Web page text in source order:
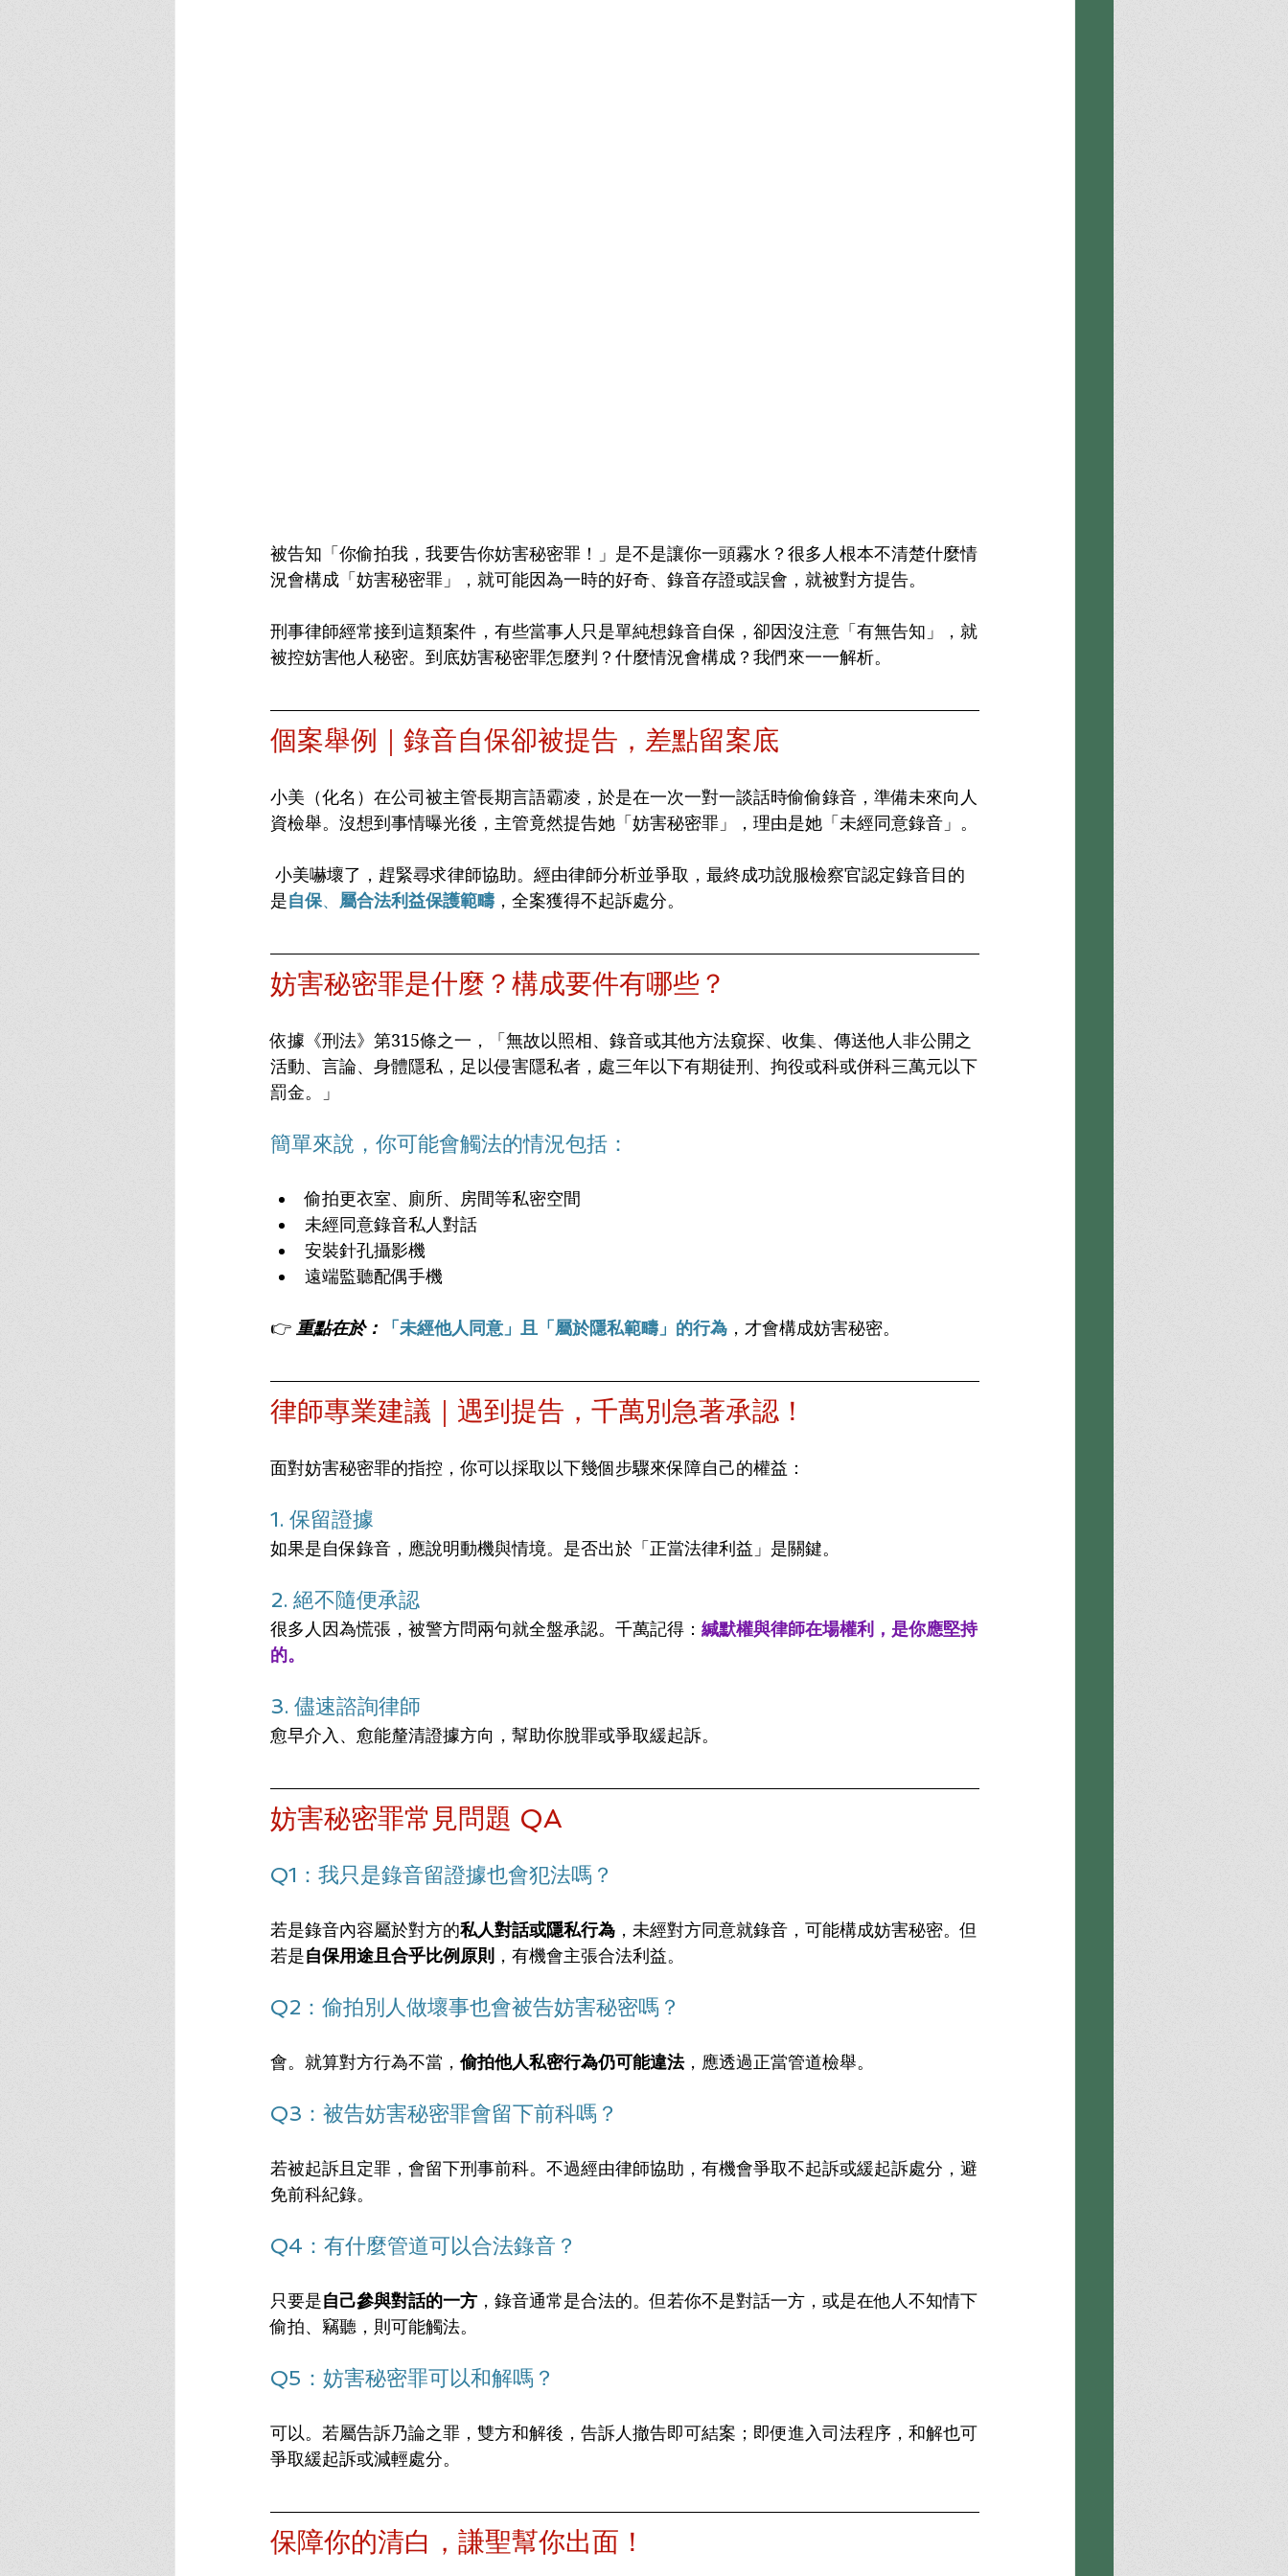
被告知「你偷拍我，我要告你妨害秘密罪！」是不是讓你一頭霧水？很多人根本不清楚什麼情
況會構成「妨害秘密罪」，就可能因為一時的好奇、錄音存證或誤會，就被對方提告。
刑事律師經常接到這類案件，有些當事人只是單純想錄音自保，卻因沒注意「有無告知」，就
被控妨害他人秘密。到底妨害秘密罪怎麼判？什麼情況會構成？我們來一一解析。
個案舉例 ｜錄音自保卻被提告，差點留案底
小美（化名）在公司被主管長期言語霸凌，於是在一次一對一談話時偷偷錄音，準備未來向人
資檢舉。沒想到事情曝光後，主管竟然提告她「妨害秘密罪」，理由是她「未經同意錄音」。
是自保、 屬合法利益保護範疇 ，全案獲得不起訴處分。
妨害秘密罪是什麼？構成要件有哪些？
依據《刑法》第315條之一，「無故以照相、錄音或其他方法窺探、收集、傳送他人非公開之
活動、言論、身體隱私，足以侵害隱私者，處三年以下有期徒刑、拘役或科或併科三萬元以下
罰金。」
簡單來說，你可能會觸法的情況包括：
偷拍更衣室、廁所、房間等私密空間
未經同意錄音私人對話
安裝針孔攝影機
遠端監聽配偶手機
👉 重點在於： 「未經他人同意」且「屬於隱私範疇」的行為 ，才會構成妨害秘密。
律師專業建議｜遇到提告，千萬別急著承認！
面對妨害秘密罪的指控，你可以採取以下幾個步驟來保障自己的權益：
1. 保留證據
如果是自保錄音，應說明動機與情境。是否出於「正當法律利益」是關鍵。
2. 絕不隨便承認
很多人因為慌張，被警方問兩句就全盤承認。千萬記得： 緘默權與律師在場權利，是你應堅持
的。
3. 儘速諮詢律師
愈早介入、愈能釐清證據方向，幫助你脫罪或爭取緩起訴。
妨害秘密罪常見問題 QA
Q1：我只是錄音留證據也會犯法嗎？
若是錄音內容屬於對方的私人對話或隱私行為 ，未經對方同意就錄音，可能構成妨害秘密。但
若是自保用途且合乎比例原則 ，有機會主張合法利益。
Q2：偷拍別人做壞事也會被告妨害秘密嗎？
會。就算對方行為不當，偷拍他人私密行為仍可能違法，應透過正當管道檢舉。
Q3：被告妨害秘密罪會留下前科嗎？
若被起訴且定罪，會留下刑事前科。不過經由律師協助，有機會爭取不起訴或緩起訴處分，避
免前科紀錄。
Q4：有什麼管道可以合法錄音？
只要是自己參與對話的一方 ，錄音通常是合法的。但若你不是對話一方，或是在他人不知情下
偷拍、竊聽，則可能觸法。
Q5：妨害秘密罪可以和解嗎？
可以。若屬告訴乃論之罪，雙方和解後，告訴人撤告即可結案；即便進入司法程序，和解也可
爭取緩起訴或減輕處分。
保障你的清白，謙聖幫你出面！